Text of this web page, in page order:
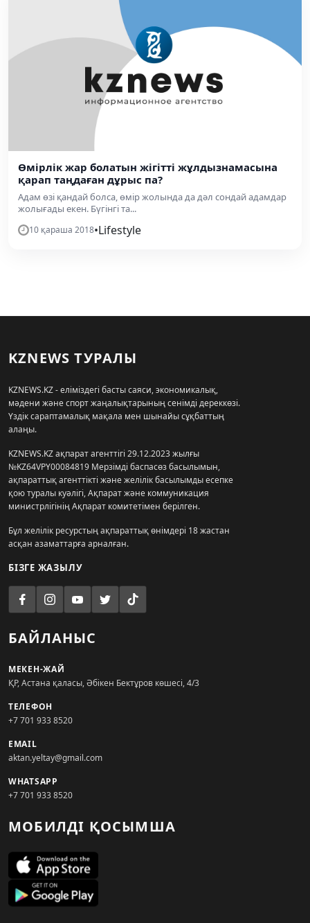
Өмірлік жар болатын жігітті жұлдызнамасына
қарап таңдаған дұрыс па?
Адам өзі қандай болса, өмір жолында да дәл сондай адамдар
жолығады екен. Бүгінгі та...
10 қараша 2018•Lifestyle
KZNEWS ТУРАЛЫ
KZNEWS.KZ - еліміздегі басты саяси, экономикалық,
мәдени және спорт жаңалықтарының сенімді дереккөзі.
Үздік сараптамалық мақала мен шынайы сұқбаттың
алаңы.
KZNEWS.KZ ақпарат агенттігі 29.12.2023 жылғы
№KZ64VPY00084819 Мерзімді баспасөз басылымын,
ақпараттық агенттікті және желілік басылымды есепке
қою туралы куәлігі, Ақпарат және коммуникация
министрлігінің Ақпарат комитетімен берілген.
Бұл желілік ресурстың ақпараттық өнімдері 18 жастан
асқан азаматтарға арналған.
БІЗГЕ ЖАЗЫЛУ
БАЙЛАНЫС
МЕКЕН-ЖАЙ
ҚР, Астана қаласы, Әбікен Бектұров көшесі, 4/3
ТЕЛЕФОН
+7 701 933 8520
EMAIL
aktan.yeltay@gmail.com
WHATSAPP
+7 701 933 8520
МОБИЛДІ ҚОСЫМША